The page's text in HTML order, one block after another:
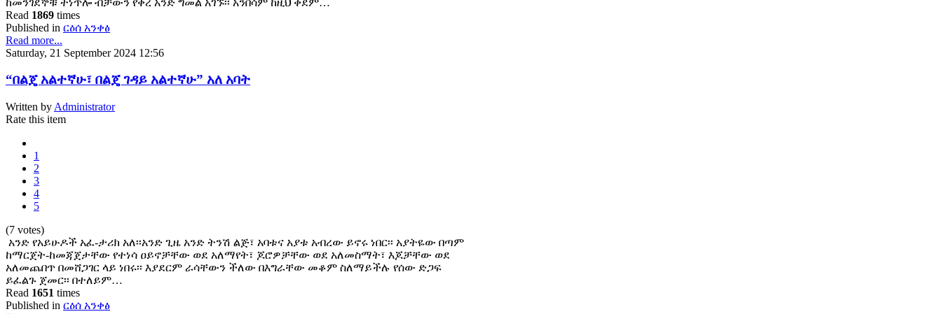
Read 1869 times
Published in ርዕሰ አንቀፅ
Read more...
Saturday, 21 September 2024 12:56
“በልጄ አልተኛሁ፣ በልጄ ገዳይ አልተኛሁ” አለ አባት
Written by Administrator
Rate this item
1
2
3
4
5
(7 votes)
አንድ የአይሁዶች አፈ-ታሪክ አለ፡፡አንድ ጊዜ አንድ ትንሽ ልጅ፣ አባቱና አያቱ አብረው ይኖሩ ነበር፡፡ አያትዬው በጣም
ከማርጀት-ከመጃጀታቸው የተነሳ ዐይኖቻቸው ወደ አለማየት፣ ጆሮዎቻቸው ወደ አለመስማት፣ እጆቻቸው ወደ
አለመጨበጥ በመሸጋገር ላይ ነበሩ፡፡ እያደርም ራሳቸውን ችለው በእግራቸው መቆም ስለማይችሉ የሰው ድጋፍ
ይፈልጉ ጀመር፡፡ በተለይም…
Read 1651 times
Published in ርዕሰ አንቀፅ